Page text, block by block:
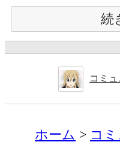
続
コミ
ホーム コ